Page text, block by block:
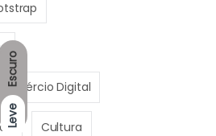
Escuro
Leve
Comércio Digital
Cultura